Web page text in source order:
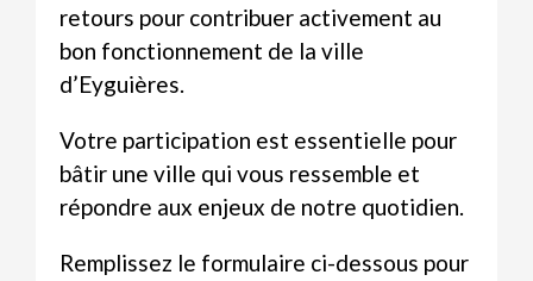
retours pour contribuer activement au
bon fonctionnement de la ville
d’Eyguières.
Votre participation est essentielle pour
bâtir une ville qui vous ressemble et
répondre aux enjeux de notre quotidien.
Remplissez le formulaire ci-dessous pour